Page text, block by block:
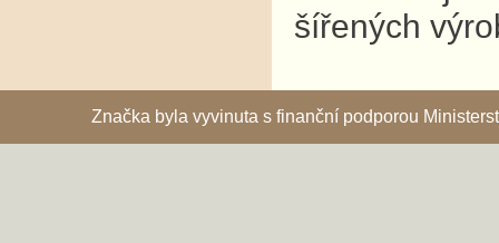
šířených
Značka byla vyvinuta s finanční podporou